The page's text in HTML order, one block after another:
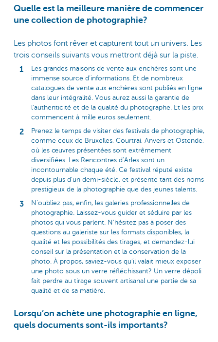
Quelle est la meilleure manière de commencer
une collection de photographie?
Les photos font rêver et capturent tout un univers. Les
trois conseils suivants vous mettront déjà sur la piste.
Les grandes maisons de vente aux enchères sont une
immense source d’informations. Et de nombreux
catalogues de vente aux enchères sont publiés en ligne
dans leur intégralité. Vous aurez aussi la garantie de
l’authenticité et de la qualité du photographe. Et les prix
commencent à mille euros seulement.
Prenez le temps de visiter des festivals de photographie,
comme ceux de Bruxelles, Courtrai, Anvers et Ostende,
où les œuvres présentées sont extrêmement
diversifiées. Les Rencontres d’Arles sont un
incontournable chaque été. Ce festival réputé existe
depuis plus d’un demi-siècle, et présente tant des noms
prestigieux de la photographie que des jeunes talents.
N’oubliez pas, enfin, les galeries professionnelles de
photographie. Laissez-vous guider et séduire par les
photos qui vous parlent. N’hésitez pas à poser des
questions au galeriste sur les formats disponibles, la
qualité et les possibilités des tirages, et demandez-lui
conseil sur la présentation et la conservation de la
photo. À propos, saviez-vous qu’il valait mieux exposer
une photo sous un verre réfléchissant? Un verre dépoli
fait perdre au tirage souvent artisanal une partie de sa
qualité et de sa matière.
Lorsqu’on achète une photographie en ligne,
quels documents sont-ils importants?